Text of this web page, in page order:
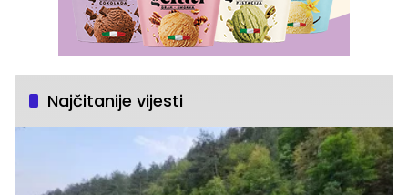
Najčitanije vijesti